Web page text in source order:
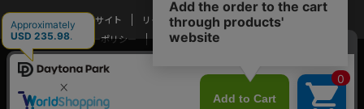
コーポレートサイト リクルート
サステナブルマークについて
プライバシーポリシー
特定商取引法・古物営業法に基づく表記
Copyright © DAYTONA INTERNATIONAL Co.,Ltd All Rights Reserved.
当サイトでは利用体験の向上およびコンテンツの最適な提供、トラフィック
の分析を目的としてCookieを使用しています。
サイトの閲覧を継続された場合、Cookieの利用に同意したことものといたし